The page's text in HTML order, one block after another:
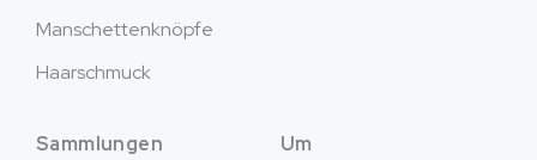
Manschettenknöpfe
Haarschmuck
Sammlungen
Um